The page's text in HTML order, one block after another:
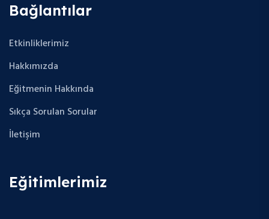
Bağlantılar
Etkinliklerimiz
Hakkımızda
Eğitmenin Hakkında
Sıkça Sorulan Sorular
İletişim
Eğitimlerimiz